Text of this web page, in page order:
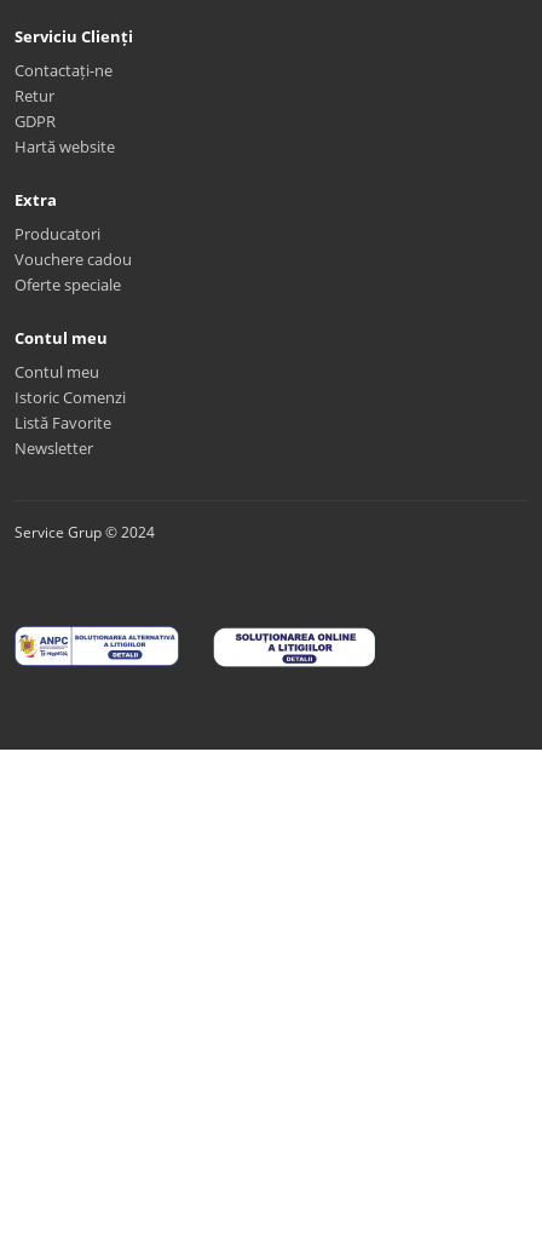
Serviciu Clienți
Contactați-ne
Retur
GDPR
Hartă website
Extra
Producatori
Vouchere cadou
Oferte speciale
Contul meu
Contul meu
Istoric Comenzi
Listă Favorite
Newsletter
Service Grup © 2024